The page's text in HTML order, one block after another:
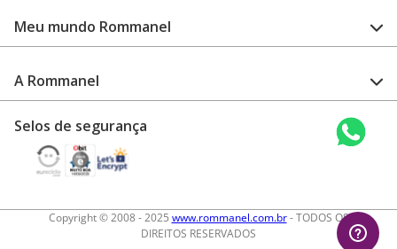
Como configurar meu relógio
Garantia
Encontre uma loja
Meu mundo Rommanel
Revenda Rommanel
A Rommanel
Trabalhe conosco
Termos de uso
Diretos autorais
Selos de segurança
Copyright © 2008 - 2025 www.rommanel.com.br- TODOS OS
DIREITOS RESERVADOS